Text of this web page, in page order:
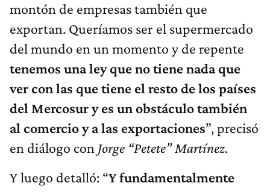
montón de empresas también que
exportan. Queríamos ser el supermercado
del mundo en un momento y de repente
tenemos una ley que no tiene nada que
ver con las que tiene el resto de los países
del Mercosur y es un obstáculo también
al comercio y a las exportaciones”, precisó
en diálogo con Jorge “Petete” Martínez.
Y luego detalló: “Y fundamentalmente